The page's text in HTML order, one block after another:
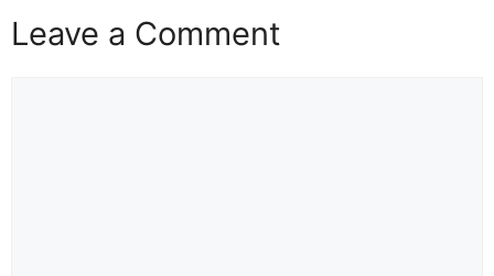
Leave a Comment